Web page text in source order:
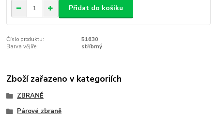
Přidat do košíku
Číslo produktu:
51630
Barva vějíře:
stříbrný
Zboží zařazeno v kategoriích
ZBRANĚ
Párové zbraně